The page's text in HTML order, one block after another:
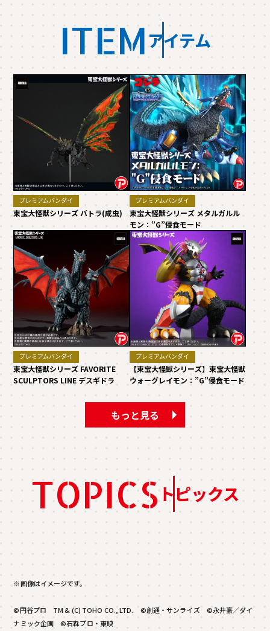
ITEM アイテム
プレミアムバンダイ
東宝大怪獣シリーズ バトラ(成虫)
プレミアムバンダイ
東宝大怪獣シリーズ メタルガルル
モン：”G”侵食モード
プレミアムバンダイ
東宝大怪獣シリーズ FAVORITE
SCULPTORS LINE デスギドラ
プレミアムバンダイ
【東宝大怪獣シリーズ】東宝大怪獣
ウォーグレイモン：”G”侵食モード
もっと見る
TOPICS トピックス
※画像はイメージです。
©円谷プロ TM & (C) TOHO CO., LTD. ©創通・サンライズ ©永井豪／ダイ
ナミック企画 ©石森プロ・東映